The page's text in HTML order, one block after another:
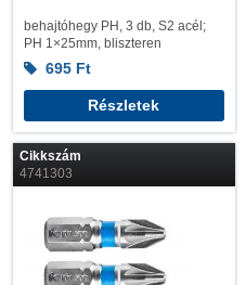
behajtóhegy PH, 3 db, S2 acél;
PH 1×25mm, bliszteren
695 Ft
Részletek
Cikkszám
4741303